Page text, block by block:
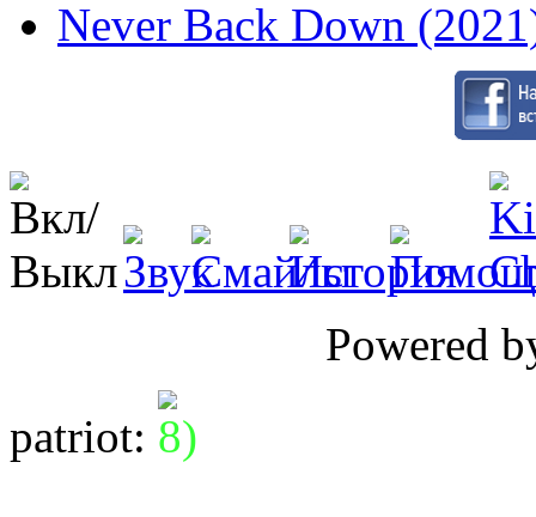
Never Back Down
Powered
patriot: